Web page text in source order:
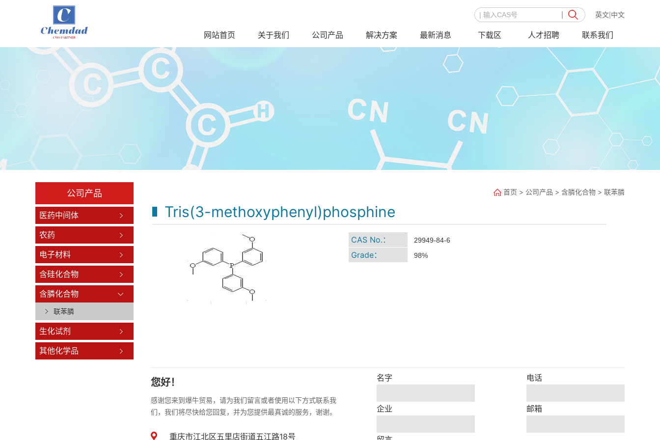
英文 中文
网站首页 关于我们 公司产品 解决方案 最新消息 下载区 人才招聘 联系我们
公司产品
医药中间体
农药
电子材料
含硅化合物
含膦化合物
联苯膦
生化试剂
其他化学品
首页 > 公司产品 > 含膦化合物 > 联苯膦
Tris(3-methoxyphenyl)phosphine
CAS No.： 29949-84-6
Grade： 98%
您好！
感谢您来到爆牛贸易，请为我们留言或者使用以下方式联系我
们，我们将尽快给您回复，并为您提供最真诚的服务，谢谢。
重庆市江北区五里店街道五江路18号
名字 电话
企业 邮箱